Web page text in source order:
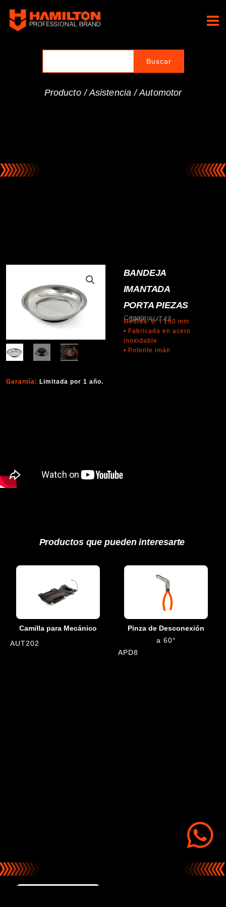
contenido
Producto /Asistencia/Automotor
Garantía: Limitada por 1 año.
BANDEJA
IMANTADA
PORTA PIEZAS
SKU: AUT43
Circular
Medida: 6″ / 150 mm.
• Fabricada en acero
inoxidable
• Potente imán
Productos que pueden interesarte
Camilla para Mecánico
AUT202
Pinza de Desconexión
a 60°
APD8